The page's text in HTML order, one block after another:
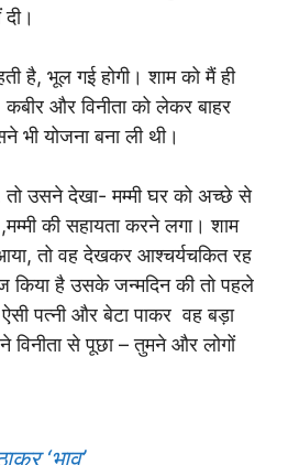
है, भूल गई होगी। शाम को मैं ही
और विनीता को लेकर बाहर
भी योजना बना ली थी।
उसने देखा- मम्मी घर को अच्छे से
की सहायता करने लगा। शाम
तो वह देखकर आश्चर्यचकित रह
किया है उसके जन्मदिन की तो पहले
पत्नी और बेटा पाकर वह बड़ा
से पूछा – तुमने और लोगों
‘भावु’